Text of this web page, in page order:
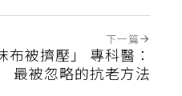
下一篇
布被擠壓」 專科醫：
最被忽略的抗老方法